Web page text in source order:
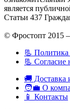
является
Статьи 437
© Фростопт 2015 –
📃 Политика
📃 Согласие
🚚 Доставка
🧑‍💼 О
📱 Контакты